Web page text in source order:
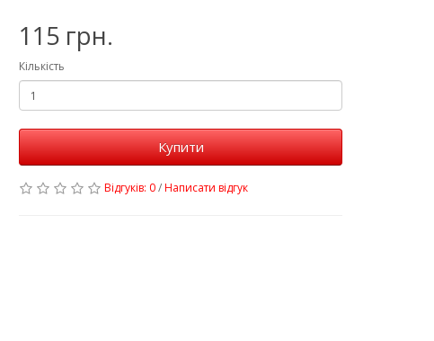
115 грн.
Кількість
Купити
Відгуків: 0/Написати відгук